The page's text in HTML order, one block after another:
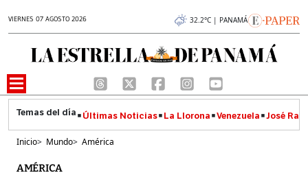
VIERNES 07 AGOSTO 2026 32.2°C | PANAMÁ
Últimas Noticias La Llorona Venezuela José
Inicio> Mundo> América
AMÉRICA